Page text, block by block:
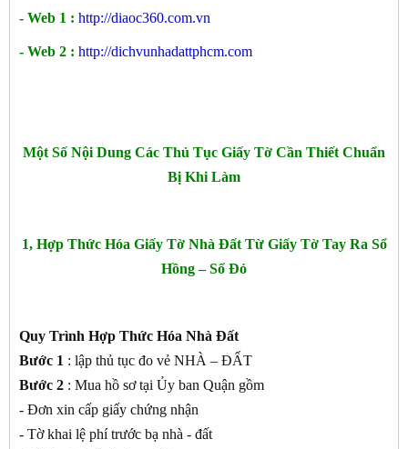
- Web 1 : http://diaoc360.com.vn
- Web 2 : http://dichvunhadattphcm.com
Một Số Nội Dung Các Thủ Tục Giấy Tờ Cần Thiết Chuẩn
Bị Khi Làm
1, Hợp Thức Hóa Giấy Tờ Nhà Đất Từ Giấy Tờ Tay Ra Sổ
Hồng – Sổ Đỏ
Quy Trình Hợp Thức Hóa Nhà Đất
Bước 1 : lập thủ tục đo vẻ NHÀ – ĐẤT
Bước 2 : Mua hồ sơ tại Ủy ban Quận gồm
- Đơn xin cấp giấy chứng nhận
- Tờ khai lệ phí trước bạ nhà - đất